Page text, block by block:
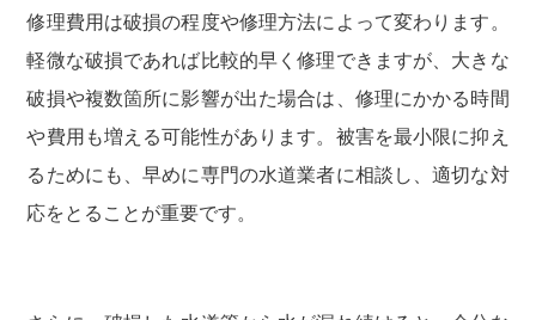
修理費用は破損の程度や修理方法によって変わります。
軽微な破損であれば比較的早く修理できますが、大きな
破損や複数箇所に影響が出た場合は、修理にかかる時間
や費用も増える可能性があります。被害を最小限に抑え
るためにも、早めに専門の水道業者に相談し、適切な対
応をとることが重要です。